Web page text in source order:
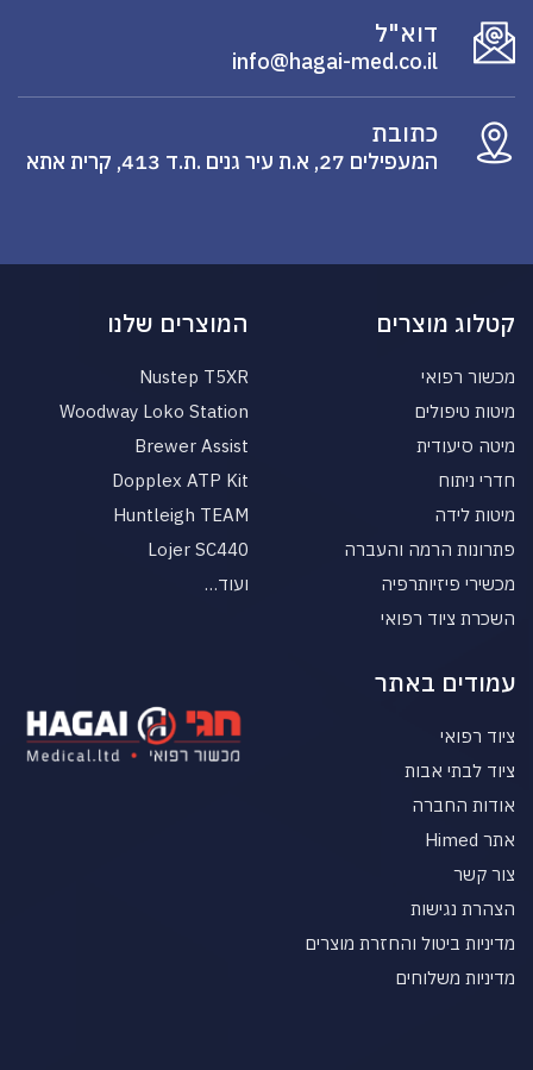
דוא"ל
info@hagai-med.co.il
כתובת
המעפילים 27, א.ת עיר גנים .ת.ד 413, קרית אתא
קטלוג מוצרים
מכשור רפואי
מיטות טיפולים
מיטה סיעודית
חדרי ניתוח
מיטות לידה
פתרונות הרמה והעברה
מכשירי פיזיותרפיה
השכרת ציוד רפואי
המוצרים שלנו
Nustep T5XR
Woodway Loko Station
Brewer Assist
Dopplex ATP Kit
Huntleigh TEAM
Lojer SC440
ועוד…
עמודים באתר
ציוד רפואי
ציוד לבתי אבות
אודות החברה
אתר Himed
צור קשר
הצהרת נגישות
מדיניות ביטול והחזרת מוצרים
מדיניות משלוחים